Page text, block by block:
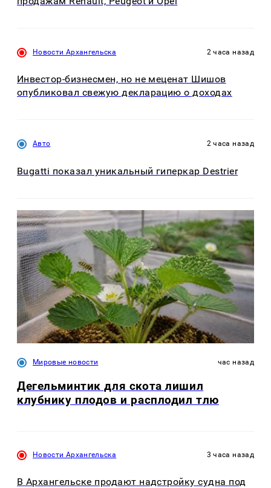
Новости Архангельска 2 часа назад
Инвестор-бизнесмен, но не меценат Шишов
опубликовал свежую декларацию о доходах
Авто 2 часа назад
Bugatti показал уникальный гиперкар Destrier
Мировые новости час назад
Дегельминтик для скота лишил
клубнику плодов и расплодил тлю
Новости Архангельска 3 часа назад
В Архангельске продают надстройку судна под